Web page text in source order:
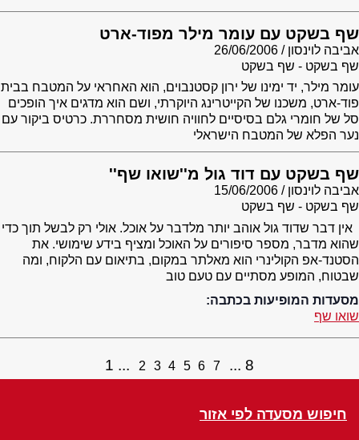
שף בשקט עם עומר מילר מפוד-ארט
אביבה לוינסון
26/06/2006
שף בשקט - שף בשקט
עומר מילר, יד ימינו של ירון קסטנבוים, הוא האחראי על המטבח בבית
פוד-ארט, משכנו של הקייטרינג היוקרתי, ושם הוא מדגים איך הופכים
סל של חומרי גלם בסיסיים לחוויה חושית מסחררת. כרטיס ביקור עם
נער הפלא של המטבח הישראלי
שף בשקט עם דוד גול מ''שואו שף''
אביבה לוינסון
15/06/2006
שף בשקט - שף בשקט
אין דבר שדוד גול אוהב יותר מלדבר על אוכל. אולי רק לבשל תוך כדי
שהוא מדבר, מספר סיפורים על האוכל ומציף בידע שימושי. את
הסטנד-אפ הקולינרי הוא מאלתר במקום, בתיאום עם הלקוח, ומה
שבטוח, המופע מסתיים עם טעם טוב
מסעדות המופיעות בכתבה:
שואו שף
1 2 3 4 5 6 7 8
חיפוש מסעדה לפי אזור